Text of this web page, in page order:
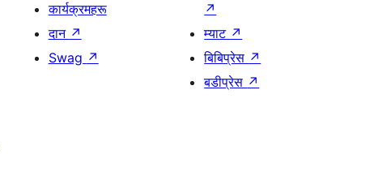
कार्यक्रमहरू
दान ↗
Swag ↗
↗
म्याट ↗
बिबिप्रेस ↗
बडीप्रेस ↗